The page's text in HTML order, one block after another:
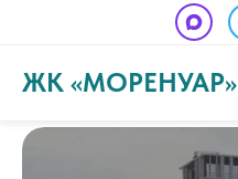
ЖК «МОРЕНУАР»